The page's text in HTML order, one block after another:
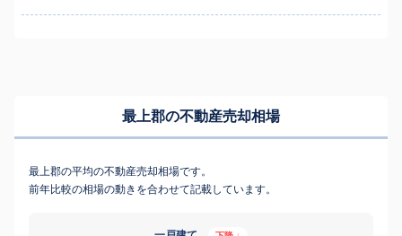
最上郡の不動産売却相場
最上郡の平均の不動産売却相場です。
前年比較の相場の動きを合わせて記載しています。